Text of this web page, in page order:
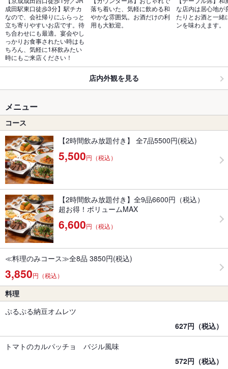
成田駅東口徒歩3分】駅チカ
なので、会社帰りにふらっと
立ち寄りやすいお店です。待
ち合わせにも最適。宴会やし
っかりお食事されたい時はも
ちろん、気軽に1杯飲みたい
時にもご来店ください！
落ち着いた、気軽に飲める和
やかな雰囲気。お酒だけの利
用も大歓迎。
な店内は居心地が
たりとお酒と一緒
ンを味わえます。
店内外観を見る
メニュー
コース
【2時間飲み放題付き】 全7品5500円(税込)
5,500円（税込）
【2時間飲み放題付き】全9品6600円（税込）
超お得！ボリュームMAX
6,600円（税込）
≪料理のみコース≫全8品 3850円(税込)
3,850円（税込）
料理
ぷるぷる納豆オムレツ
627円（税込）
トマトのカルパッチョ バジル風味
572円（税込）